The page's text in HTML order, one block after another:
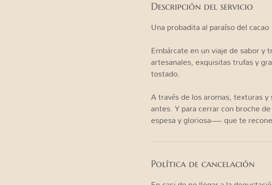
Descripción del servicio
Una probadita al paraíso del cacao
Embárcate en un viaje de sabor y
artesanales, exquisitas trufas y
tostado.
A través de los aromas, texturas
antes. Y para cerrar con broche
Política de cancelación